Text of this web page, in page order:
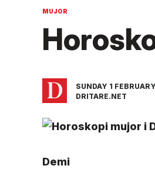
MUJOR
SUNDAY 1
DRITARE.NET
Demi